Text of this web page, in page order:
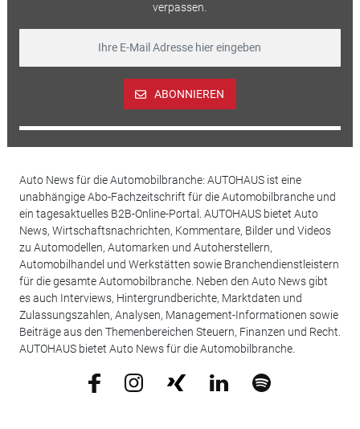
verpassen.
ABONNIEREN
Auto News für die Automobilbranche: AUTOHAUS ist eine
unabhängige Abo-Fachzeitschrift für die Automobilbranche und
ein tagesaktuelles B2B-Online-Portal. AUTOHAUS bietet Auto
News, Wirtschaftsnachrichten, Kommentare, Bilder und Videos
zu Automodellen, Automarken und Autoherstellern,
Automobilhandel und Werkstätten sowie Branchendienstleistern
für die gesamte Automobilbranche. Neben den Auto News gibt
es auch Interviews, Hintergrundberichte, Marktdaten und
Zulassungszahlen, Analysen, Management-Informationen sowie
Beiträge aus den Themenbereichen Steuern, Finanzen und Recht.
AUTOHAUS bietet Auto News für die Automobilbranche.